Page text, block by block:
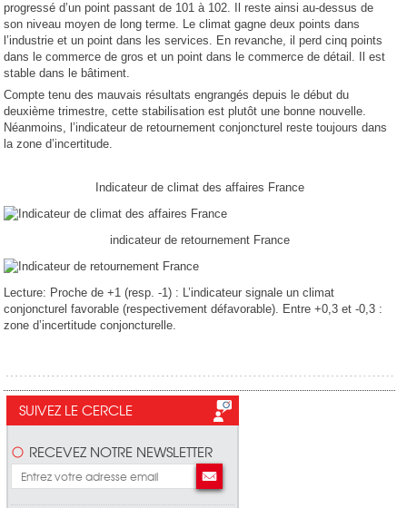
progressé d’un point passant de 101 à 102. Il reste ainsi au-dessus de
son niveau moyen de long terme. Le climat gagne deux points dans
l’industrie et un point dans les services. En revanche, il perd cinq points
dans le commerce de gros et un point dans le commerce de détail. Il est
stable dans le bâtiment.
Compte tenu des mauvais résultats engrangés depuis le début du
deuxième trimestre, cette stabilisation est plutôt une bonne nouvelle.
Néanmoins, l’indicateur de retournement conjoncturel reste toujours dans
la zone d’incertitude.
Indicateur de climat des affaires France
indicateur de retournement France
Lecture: Proche de +1 (resp. -1) : L’indicateur signale un climat
conjoncturel favorable (respectivement défavorable). Entre +0,3 et -0,3 :
zone d’incertitude conjoncturelle.
SUIVEZ LE CERCLE
RECEVEZ NOTRE NEWSLETTER